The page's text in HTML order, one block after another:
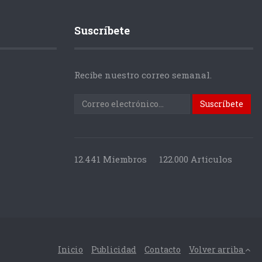
Suscríbete
Recibe nuestro correo semanal.
12.441 Miembros 122.000 Articulos
Inicio Publicidad Contacto Volver arriba